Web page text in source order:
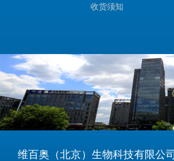
收货须知
维百奥（北京）生物科技有限公司